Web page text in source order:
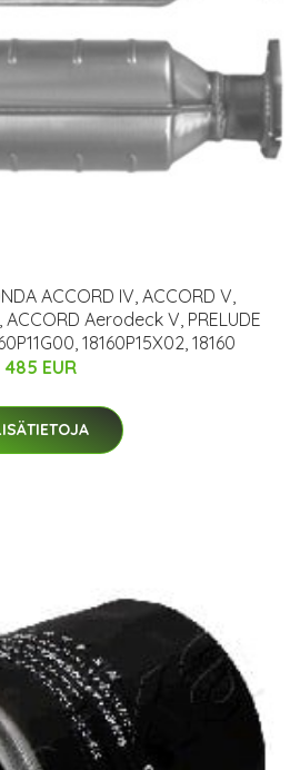
ACCORD IV, ACCORD V,
Aerodeck V, PRELUDE
18160P15X02, 18160
485 EUR